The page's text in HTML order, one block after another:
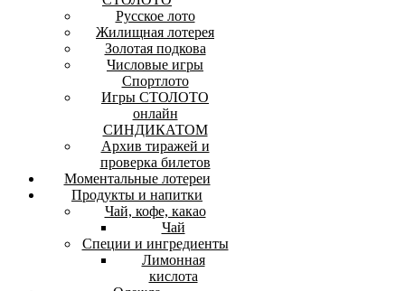
Русское лото
Жилищная лотерея
Золотая подкова
Числовые игры
Спортлото
Игры СТОЛОТО
онлайн
СИНДИКАТОМ
Архив тиражей и
проверка билетов
Моментальные лотереи
Продукты и напитки
Чай, кофе, какао
Чай
Специи и ингредиенты
Лимонная
кислота